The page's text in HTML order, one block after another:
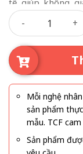
tế giúp không
trang trí tại gia
nghĩa cho ngày
Cổng Hoa Cưới
Mỗi nghệ
sản phẩm
mẫu. TCF
Sản phẩm